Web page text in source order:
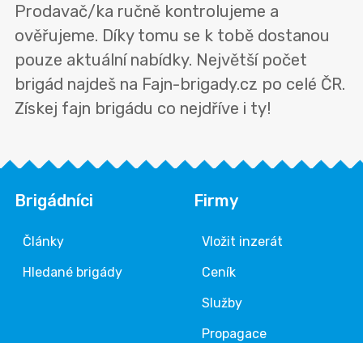
Prodavač/ka ručně kontrolujeme a
ověřujeme. Díky tomu se k tobě dostanou
pouze aktuální nabídky. Největší počet
brigád najdeš na Fajn-brigady.cz po celé ČR.
Získej fajn brigádu co nejdříve i ty!
Brigádníci
Články
Hledané brigády
Firmy
Vložit inzerát
Ceník
Služby
Propagace